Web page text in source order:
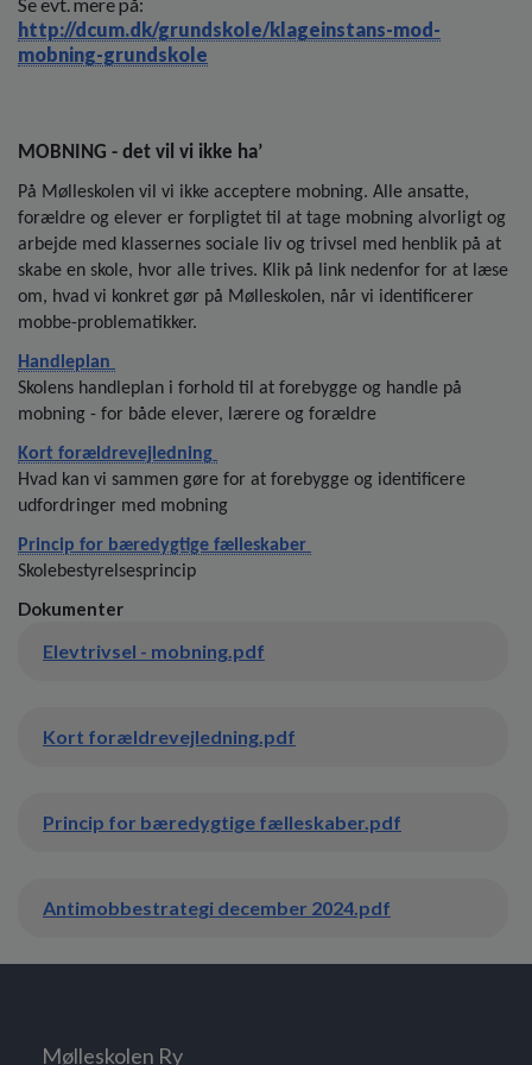
http://dcum.dk/grundskole/klageinstans-mod-
mobning-grundskole
MOBNING - det vil vi ikke ha’
På Mølleskolen vil vi ikke acceptere mobning. Alle ansatte,
forældre og elever er forpligtet til at tage mobning alvorligt og
arbejde med klassernes sociale liv og trivsel med henblik på at
skabe en skole, hvor alle trives. Klik på link nedenfor for at læse
om, hvad vi konkret gør på Mølleskolen, når vi identificerer
mobbe-problematikker.
Handleplan
Skolens handleplan i forhold til at forebygge og handle på
mobning - for både elever, lærere og forældre
Kort forældrevejledning
Hvad kan vi sammen gøre for at forebygge og identificere
udfordringer med mobning
Princip for bæredygtige fælleskaber
Skolebestyrelsesprincip
Dokumenter
Elevtrivsel - mobning.pdf
Kort forældrevejledning.pdf
Princip for bæredygtige fælleskaber.pdf
Antimobbestrategi december 2024.pdf
Mølleskolen Ry